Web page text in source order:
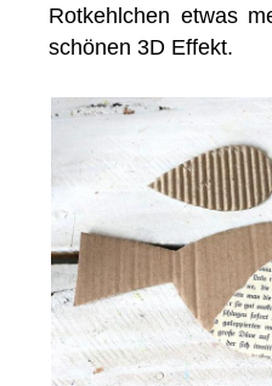
Rotkehlchen etwas
schönen 3D Effekt.